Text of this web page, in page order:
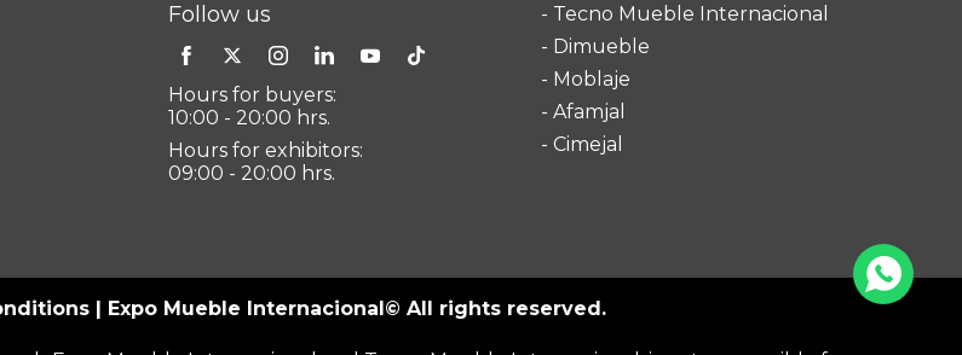
Follow us
Hours for buyers:
10:00 - 20:00 hrs.
Hours for exhibitors:
09:00 - 20:00 hrs.
- Tecno Mueble Internacional
- Dimueble
- Moblaje
- Afamjal
- Cimejal
| Expo Mueble Internacional© All rights reserved.